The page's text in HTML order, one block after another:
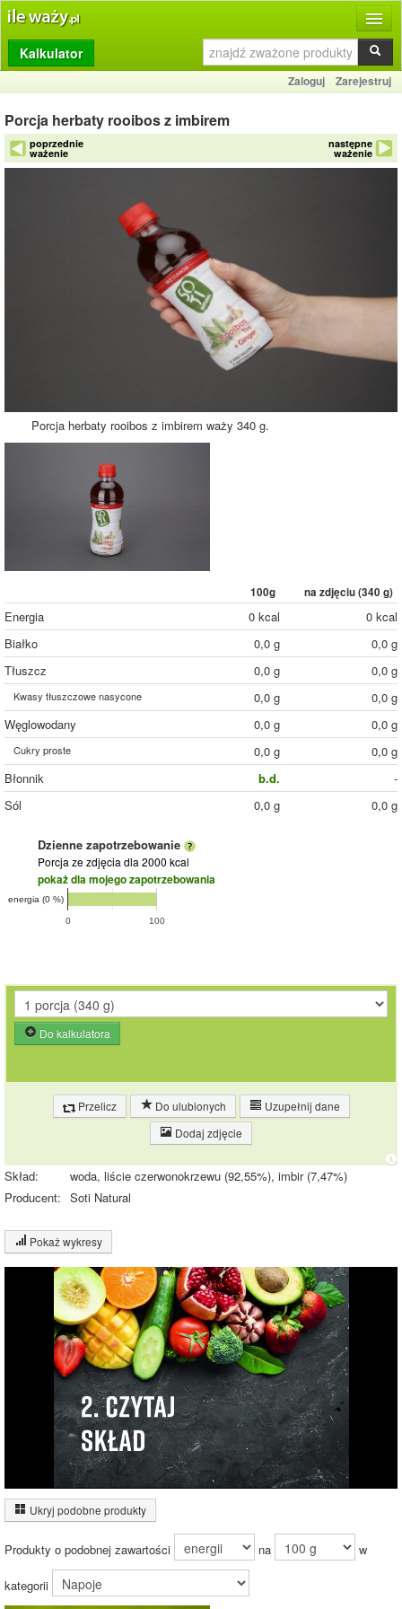
Produkty
Dziennik
Przelicznik
Porównywarka
Kalkulator
Zaloguj Zarejestruj
Porcja herbaty rooibos z imbirem
poprzednie
ważenie
następne
ważenie
Porcja herbaty rooibos z imbirem waży 340 g.
100g na zdjęciu (340 g)
Energia 0 kcal
0 kcal
Białko
0,0 g
0,0 g
Tłuszcz
0,0 g 0,0 g
Kwasy tłuszczowe nasycone 0,0 g
0,0 g
Węglowodany
0,0 g 0,0 g
Cukry proste 0,0 g
0,0 g
Błonnik
b.d.
-
Sól
0,0 g 0,0 g
Dzienne zapotrzebowanie
Porcja ze zdjęcia dla 2000 kcal
pokaż dla mojego zapotrzebowania
0 100
energia (0 %)
Do kalkulatora
Przelicz Do ulubionych
Uzupełnij dane
Dodaj zdjęcie
Skład:
woda, liście czerwonokrzewu (92,55%), imbir (7,47%)
Producent: Soti Natural
Pokaż wykresy
Wykres składu produktu
Pozostałe
(100%)
100%
Wykres źródeł energii produktu
Inne ważenia tego produktu:
Ukryj podobne produkty
Produkty o podobnej zawartości na w
kategorii